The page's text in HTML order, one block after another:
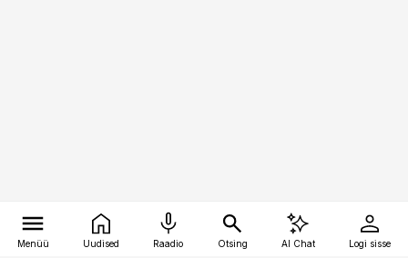
Menüü Uudised Raadio Otsing AI Chat Logi sisse